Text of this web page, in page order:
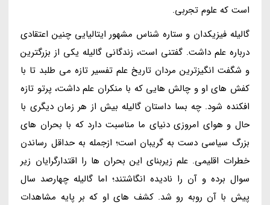
است که علوم تجربی.
گالیله فیزیکدان و ستاره شناس مشهور ایتالیایی چنین اعتقادی
درباره علم داشت. گفتنی است، زندگانی گالیله یکی از بزرگترین
و شگفت انگیزترین مردان تاریخ علم تفسیر تازه می طلبد تا با
کفش های او و چالش هایی که با منکران علم داشت، پرتو تازه
افکنده شود. چه بسا داستان گالیله بیش از هر زمان دیگری با
حال و هوای امروزی دنیای ما مناسبت دارد که با بحران های
بزرگ سیاسی دست به گریبان است؛ ازجمله به حداقل رساندن
خطرات اقلیمی. علم زیربنای این بحران ها را اقتدارگرایان زیر
سوال برده و آن را نادیده انگاشتند؛ اما گالیله چهارصد سال
پیش با آن روبه رو شد. کشف های او که بر پایه مشاهدات